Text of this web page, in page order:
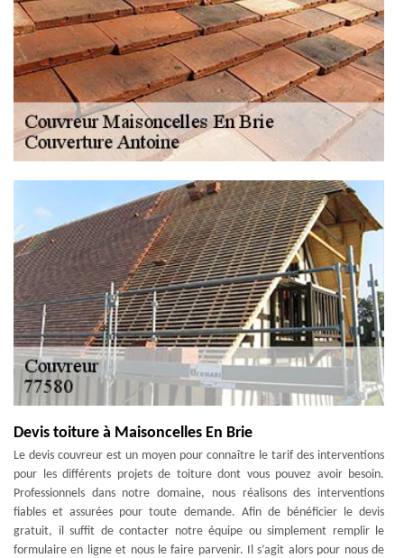
Devis toiture à Maisoncelles En Brie
Le devis couvreur est un moyen pour connaître le tarif des interventions
pour les différents projets de toiture dont vous pouvez avoir besoin.
Professionnels dans notre domaine, nous réalisons des interventions
fiables et assurées pour toute demande. Afin de bénéficier le devis
gratuit, il suffit de contacter notre équipe ou simplement remplir le
formulaire en ligne et nous le faire parvenir. Il s’agit alors pour nous de